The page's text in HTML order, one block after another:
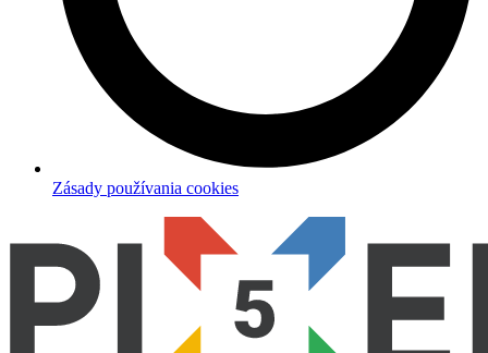
Zásady používania cookies